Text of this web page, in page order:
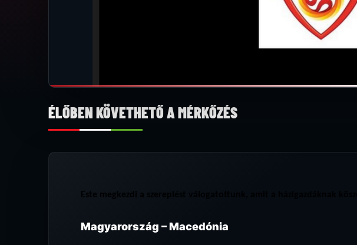
ÉLŐBEN KÖVETHETŐ A MÉRKŐZÉS
Este megkezdi a szereplést válogatottunk, amit a házigazdáknak
Magyarország – Macedónia